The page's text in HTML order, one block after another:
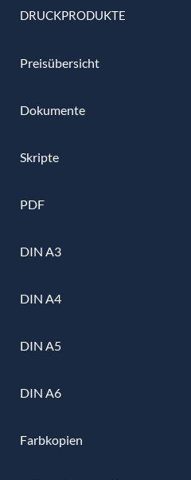
DRUCKPRODUKTE
Preisübersicht
Dokumente
Skripte
PDF
DIN A3
DIN A4
DIN A5
DIN A6
Farbkopien